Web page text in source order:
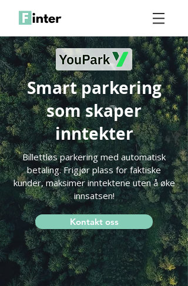
Smart parkering
som skaper
inntekter
Billettløs parkering med automatisk
betaling. Frigjør plass for faktiske
kunder, maksimer inntektene uten å øke
innsatsen!
Kontakt oss